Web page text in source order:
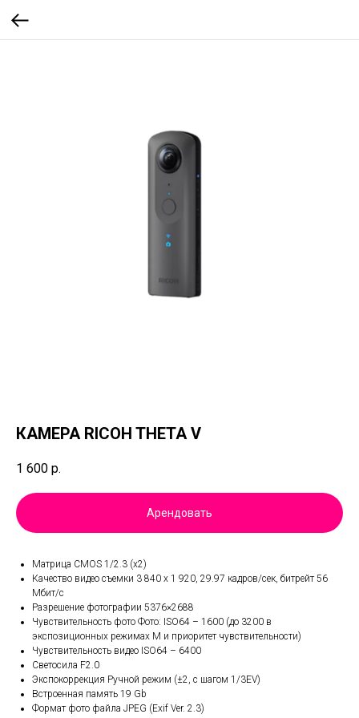
КАМЕРА RICOH THETA V
1 600 р.
Арендовать
Матрица CMOS 1/2.3 (x2)
Качество видео съемки 3 840 x 1 920, 29.97 кадров/сек, битрейт 56
Мбит/с
Разрешение фотографии 5376×2688
Чувствительность фото Фото: ISO64 – 1600 (до 3200 в
экспозиционных режимах М и приоритет чувствительности)
Чувствительность видео ISO64 – 6400
Светосила F2.0
Экспокоррекция Ручной режим (±2, с шагом 1/3EV)
Встроенная память 19 Gb
Формат фото файла JPEG (Exif Ver. 2.3)